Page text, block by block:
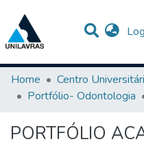
All of
Home
Portfólio- Odontologia
PORTFÓLIO